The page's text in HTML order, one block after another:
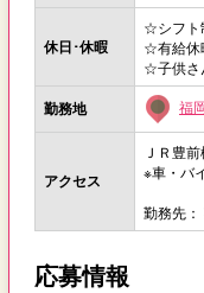
休日･休暇
☆シフト
☆有給休
☆子供さ
勤務地 福
アクセス
ＪＲ豊
※車・バ
勤務先
応募情報